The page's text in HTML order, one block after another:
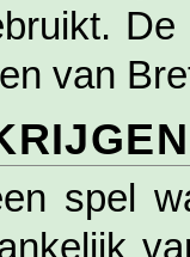
van
spel